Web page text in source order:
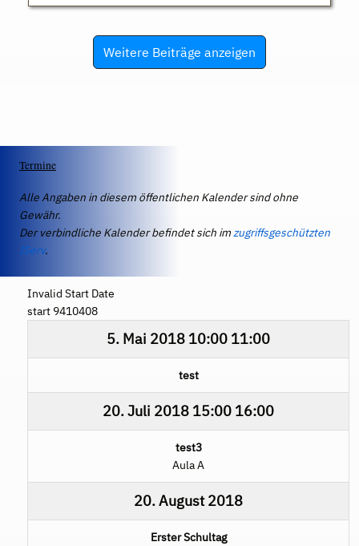
Weitere Beiträge anzeigen
Termine
Alle Angaben in diesem öffentlichen Kalender sind ohne
Gewähr.
Der verbindliche Kalender befindet sich imzugriffsgeschützten
IServ.
Invalid Start Date
start 9410408
5. Mai 2018 10:00 11:00
test
20. Juli 2018 15:00 16:00
test3
Aula A
20. August 2018
Erster Schultag